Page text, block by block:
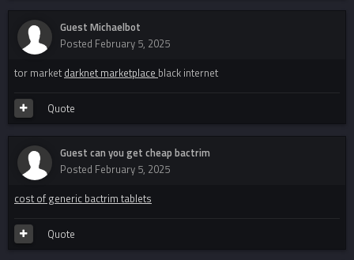
Guest Michaelbot
Posted February 5, 2025
tor market darknet marketplace black internet
Quote
Guest can you get cheap bactrim
Posted February 5, 2025
cost of generic bactrim tablets
Quote